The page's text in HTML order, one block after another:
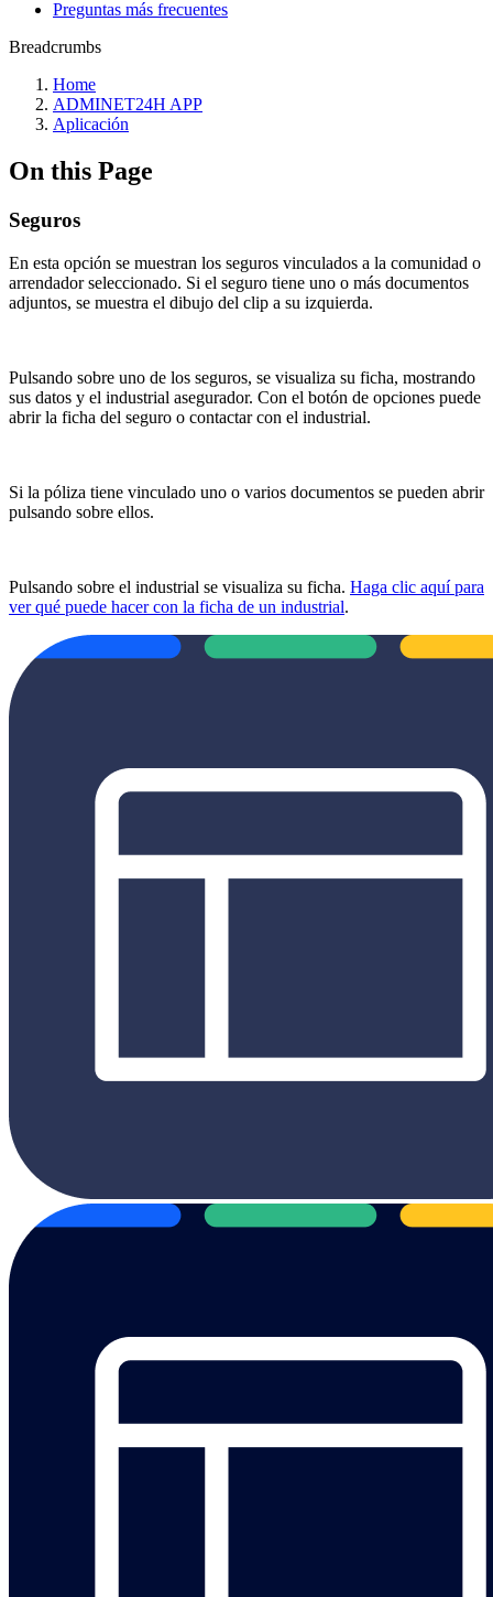
Preguntas más frecuentes
Breadcrumbs
Home
ADMINET24H APP
Aplicación
On this Page
Seguros
En esta opción se muestran los seguros vinculados a la comunidad o
arrendador seleccionado. Si el seguro tiene uno o más documentos
adjuntos, se muestra el dibujo del clip a su izquierda.
Pulsando sobre uno de los seguros, se visualiza su ficha, mostrando
sus datos y el industrial asegurador. Con el botón de opciones puede
abrir la ficha del seguro o contactar con el industrial.
Si la póliza tiene vinculado uno o varios documentos se pueden abrir
pulsando sobre ellos.
Pulsando sobre el industrial se visualiza su ficha. Haga clic aquí para
ver qué puede hacer con la ficha de un industrial.